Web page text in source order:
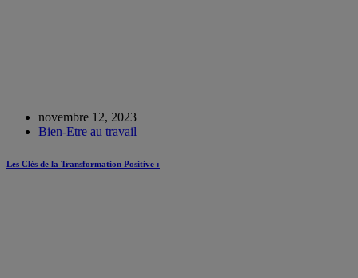
novembre 12, 2023
Bien-Etre au travail
Les Clés de la Transformation Positive :